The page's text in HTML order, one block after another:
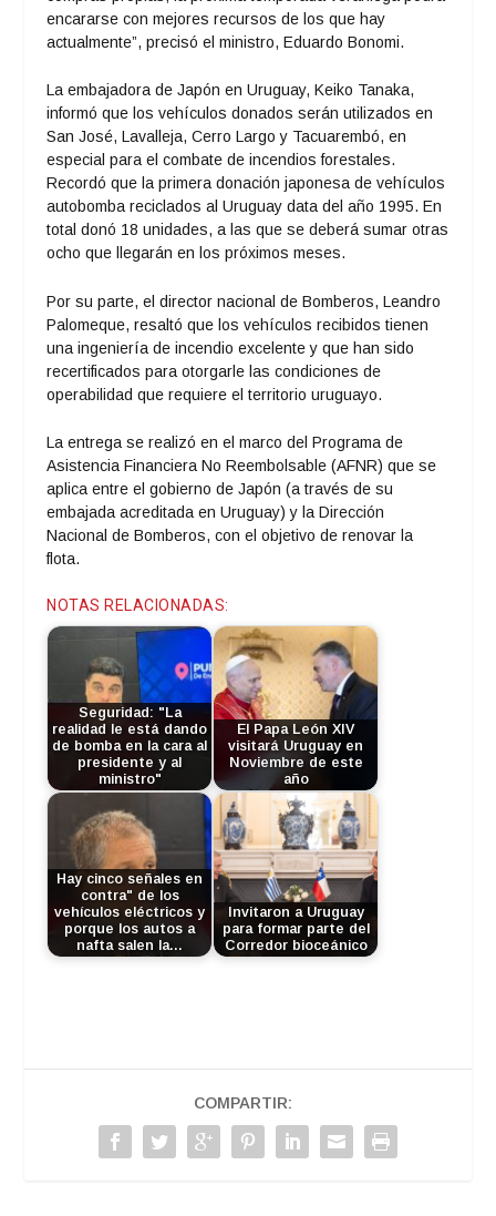
encararse con mejores recursos de los que hay
actualmente”, precisó el ministro, Eduardo Bonomi.
La embajadora de Japón en Uruguay, Keiko Tanaka,
informó que los vehículos donados serán utilizados en
San José, Lavalleja, Cerro Largo y Tacuarembó, en
especial para el combate de incendios forestales.
Recordó que la primera donación japonesa de vehículos
autobomba reciclados al Uruguay data del año 1995. En
total donó 18 unidades, a las que se deberá sumar otras
ocho que llegarán en los próximos meses.
Por su parte, el director nacional de Bomberos, Leandro
Palomeque, resaltó que los vehículos recibidos tienen
una ingeniería de incendio excelente y que han sido
recertificados para otorgarle las condiciones de
operabilidad que requiere el territorio uruguayo.
La entrega se realizó en el marco del Programa de
Asistencia Financiera No Reembolsable (AFNR) que se
aplica entre el gobierno de Japón (a través de su
embajada acreditada en Uruguay) y la Dirección
Nacional de Bomberos, con el objetivo de renovar la
flota.
NOTAS RELACIONADAS:
Seguridad: "La
realidad le está dando
de bomba en la cara al
presidente y al
ministro"
El Papa León XIV
visitará Uruguay en
Noviembre de este
año
Hay cinco señales en
contra" de los
vehículos eléctricos y
porque los autos a
nafta salen la…
Invitaron a Uruguay
para formar parte del
Corredor bioceánico
COMPARTIR: